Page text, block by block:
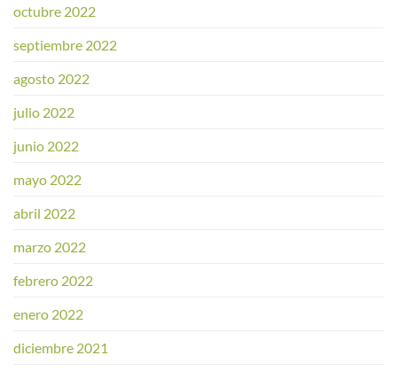
octubre 2022
septiembre 2022
agosto 2022
julio 2022
junio 2022
mayo 2022
abril 2022
marzo 2022
febrero 2022
enero 2022
diciembre 2021